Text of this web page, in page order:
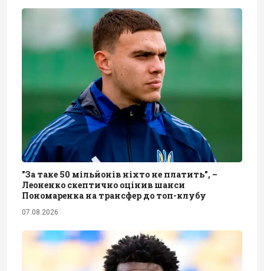
"За таке 50 мільйонів ніхто не платить", –
Леоненко скептично оцінив шанси
Пономаренка на трансфер до топ-клубу
07.08.2026